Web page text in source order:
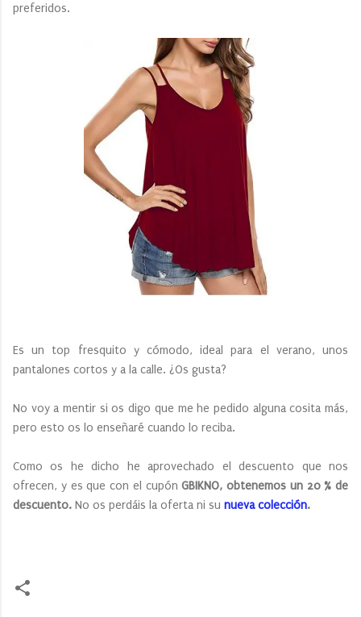
preferidos.
Es un top fresquito y cómodo, ideal para el verano, unos
pantalones cortos y a la calle. ¿Os gusta?
No voy a mentir si os digo que me he pedido alguna cosita más,
pero esto os lo enseñaré cuando lo reciba.
Como os he dicho he aprovechado el descuento que nos
ofrecen, y es que con el cupónGBIKNO, obtenemos un 20 % de
descuento. No os perdáis la oferta ni su nueva colección.